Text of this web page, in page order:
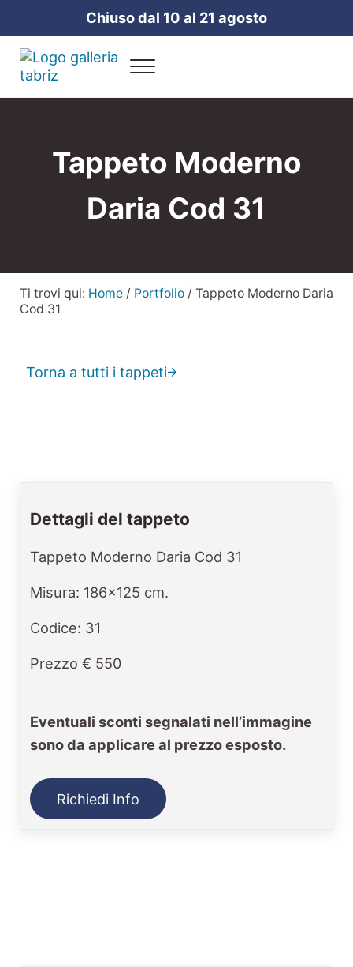
Passa al contenuto principale
Skip to header right navigation
Skip to site footerChiuso dal 10 al 21 agosto
Galleria Tabriz
Menu
Tappeto Moderno
Daria Cod 31
Ti trovi qui: Home / Portfolio /Tappeto Moderno Daria
Cod 31
Torna a tutti i tappeti
Dettagli del tappeto
Tappeto Moderno Daria Cod 31
Misura: 186x125 cm.
Codice: 31
Prezzo € 550
Eventuali sconti segnalati nell’immagine
sono da applicare al prezzo esposto.
Richiedi Info